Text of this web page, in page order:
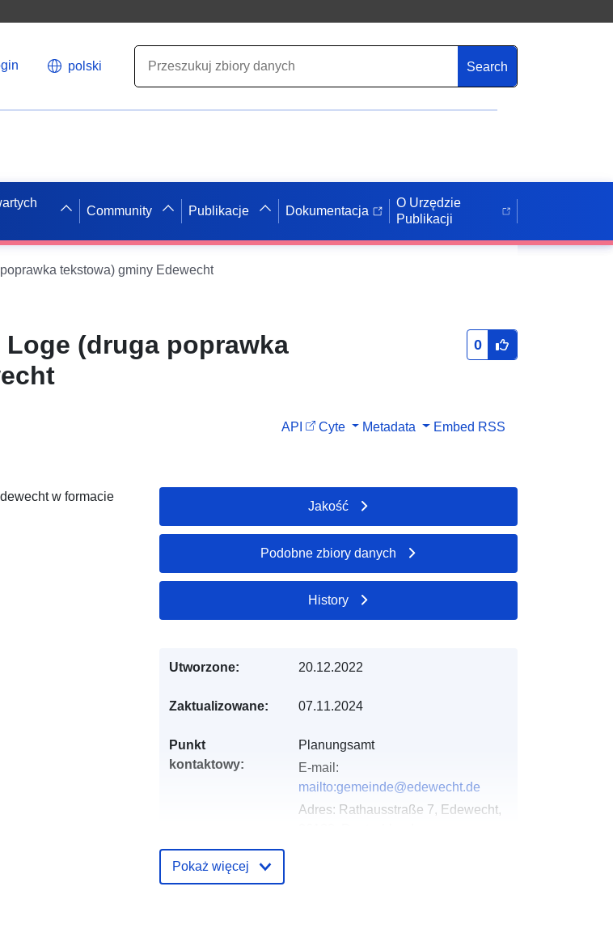
polski Search
Community Publikacje Dokumentacja
O Urzędzie
Publikacji
tekstowa) gminy Edewecht
Loge (druga poprawka
0
API Cyte Metadata Embed RSS
w formacie
Jakość
Podobne zbiory danych
History
Utworzone: 20.12.2022
Zaktualizowane: 07.11.2024
Punkt
kontaktowy:
Planungsamt
E-mail:
mailto:gemeinde@edewecht.de
Adres: Rathausstraße 7, Edewecht,
Pokaż więcej